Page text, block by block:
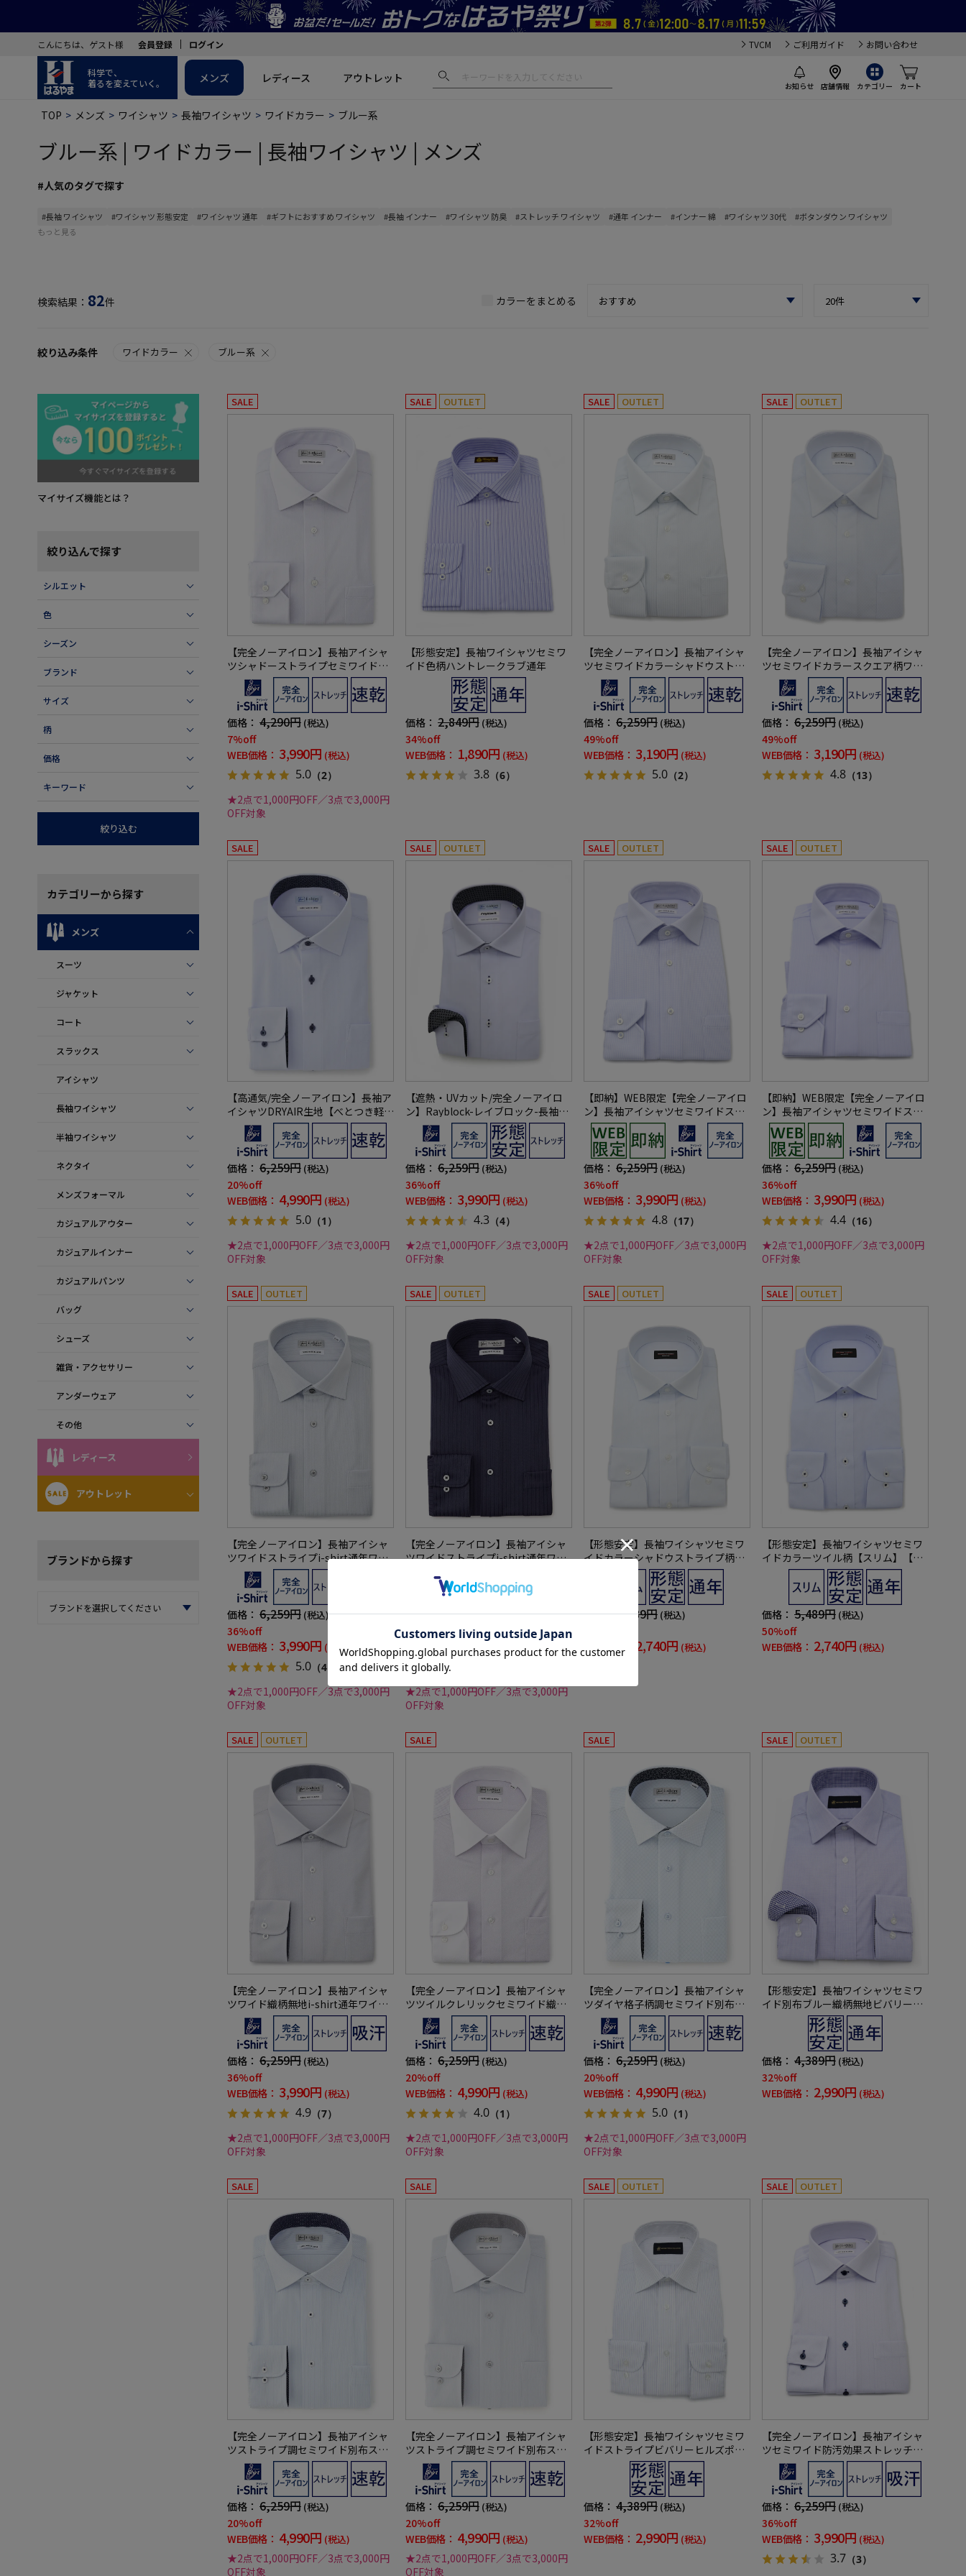
こんにちは、ゲスト様 会員登録 ログイン TVCM ご利用ガイド お問い合わせ
科学で、
着るを変えていく。
お知らせ 店舗情報 カテゴリー カート
メンズ レディース アウトレット
TOP メンズ ワイシャツ 長袖ワイシャツ ワイドカラー ブルー系
ブルー系 | ワイドカラー | 長袖ワイシャツ | メンズ
#人気のタグで探す
#長袖 ワイシャツ #ワイシャツ 形態安定 #ワイシャツ 通年 #ギフトにおすすめ ワイシャツ #長袖 インナー #ワイシャツ 防臭 #ストレッチ ワイシャツ #通年 インナー #インナー 綿 #ワイシャツ 30代
#ボタンダウン ワイシャツ
もっと見る
検索結果： 82件 カラーをまとめる
絞り込み条件 ワイドカラー ブルー系
マイサイズ機能とは？
絞り込んで探す
シルエット
色
シーズン
ブランド
サイズ
柄
価格
キーワード
絞り込む
カテゴリーから探す
メンズ
スーツ
ジャケット
コート
スラックス
アイシャツ
長袖ワイシャツ
半袖ワイシャツ
ネクタイ
メンズフォーマル
カジュアルアウター
カジュアルインナー
カジュアルパンツ
バッグ
シューズ
雑貨・アクセサリー
アンダーウェア
その他
レディース
アウトレット
ブランドから探す
SALE
【完全ノーアイロン】長袖アイシャ
ツシャドーストライプセミワイド形
態安定ストレッチ吸汗速乾ワイシャ
ツ通年
価格： 4,290円 (税込)
7%off
WEB価格： 3,990円 (税込)
5.0 （2）
★2点で1,000円OFF／3点で3,000円
OFF対象
SALE OUTLET
【形態安定】長袖ワイシャツセミワ
イド色柄ハントレークラブ通年
価格： 2,849円 (税込)
34%off
WEB価格： 1,890円 (税込)
3.8 （6）
SALE OUTLET
【完全ノーアイロン】長袖アイシャ
ツセミワイドカラーシャドウストラ
イプ柄ワイシャツi-shirt通年
価格： 6,259円 (税込)
49%off
WEB価格： 3,190円 (税込)
5.0 （2）
SALE OUTLET
【完全ノーアイロン】長袖アイシャ
ツセミワイドカラースクエア柄ワイ
シャツi-shirt通年
価格： 6,259円 (税込)
49%off
WEB価格： 3,190円 (税込)
4.8 （13）
SALE
【高通気/完全ノーアイロン】長袖ア
イシャツDRYAIR生地【べとつき軽
減】ドライエアーストライプ調セミ
ワイド別布ストライプ形態安定スト
レッチ防汚効果吸汗速乾ワイシャツ
春夏
価格： 6,259円 (税込)
20%off
WEB価格： 4,990円 (税込)
5.0 （1）
★2点で1,000円OFF／3点で3,000円
OFF対象
SALE OUTLET
【遮熱・UVカット/完全ノーアイロ
ン】Rayblock-レイブロック-長袖ア
イシャツセミワイドストライプワイ
シャツi-shirt
価格： 6,259円 (税込)
36%off
WEB価格： 3,990円 (税込)
4.3 （4）
★2点で1,000円OFF／3点で3,000円
OFF対象
SALE OUTLET
【即納】WEB限定【完全ノーアイロ
ン】長袖アイシャツセミワイドスト
レッチミニチェック柄i-shirtワイシ
ャツ通年
価格： 6,259円 (税込)
36%off
WEB価格： 3,990円 (税込)
4.8 （17）
★2点で1,000円OFF／3点で3,000円
OFF対象
SALE OUTLET
【即納】WEB限定【完全ノーアイロ
ン】長袖アイシャツセミワイドスト
レッチシャドウストライプi-shirtワ
イシャツ通年
価格： 6,259円 (税込)
36%off
WEB価格： 3,990円 (税込)
4.4 （16）
★2点で1,000円OFF／3点で3,000円
OFF対象
SALE OUTLET
【完全ノーアイロン】長袖アイシャ
ツワイドストライプi-shirt通年ワイ
シャツ
価格： 6,259円 (税込)
36%off
WEB価格： 3,990円 (税込)
5.0 （4）
★2点で1,000円OFF／3点で3,000円
OFF対象
SALE OUTLET
【完全ノーアイロン】長袖アイシャ
ツワイドストライプi-shirt通年ワイ
価格：6,259円(税込)
36%off
WEB価格：
3,990円 (税込)
★2点で1,000円OFF／3点で3,000円
OFF対象
SALE OUTLET
【形態安定】長袖ワイシャツセミワ
イドカラーシャドウストライプ柄
【スリム】【フレッシャーズにもお
すすめ】nero通年【スリムデザイ
価格：5,489円 (税込)
WEB価格：
2,740円 (税込)
SALE OUTLET
【形態安定】長袖ワイシャツセミワ
イドカラーツイル柄【スリム】【フ
レッシャーズにもおすすめ】nero通
年【スリムデザイン】
価格： 5,489円 (税込)
50%off
WEB価格： 2,740円 (税込)
SALE OUTLET
【完全ノーアイロン】長袖アイシャ
ツワイド織柄無地i-shirt通年ワイシ
ャツ
価格： 6,259円 (税込)
36%off
WEB価格： 3,990円 (税込)
4.9 （7）
★2点で1,000円OFF／3点で3,000円
OFF対象
SALE
【完全ノーアイロン】長袖アイシャ
ツツイルクレリックセミワイド織柄
無地形態安定ストレッチ吸汗速乾ニ
ット素材ワイシャツ通年
価格： 6,259円 (税込)
20%off
WEB価格： 4,990円 (税込)
4.0 （1）
★2点で1,000円OFF／3点で3,000円
OFF対象
SALE
【完全ノーアイロン】長袖アイシャ
ツダイヤ格子柄調セミワイド別布織
柄無地形態安定ストレッチ防汚効果
吸汗速乾ワイシャツ通年
価格： 6,259円 (税込)
20%off
WEB価格： 4,990円 (税込)
5.0 （1）
★2点で1,000円OFF／3点で3,000円
OFF対象
SALE OUTLET
【形態安定】長袖ワイシャツセミワ
イド別布ブルー織柄無地ビバリーヒ
ルズポロクラブ通年
価格： 4,389円 (税込)
32%off
WEB価格： 2,990円 (税込)
SALE
【完全ノーアイロン】長袖アイシャ
ツストライプ調セミワイド別布スト
ライプ形態安定ストレッチ防汚効果
吸汗速乾ワイシャツ通年
価格： 6,259円 (税込)
20%off
WEB価格： 4,990円 (税込)
★2点で1,000円OFF／3点で3,000円
OFF対象
SALE
【完全ノーアイロン】長袖アイシャ
ツストライプ調セミワイド別布スト
ライプ形態安定ストレッチ防汚効果
吸汗速乾ワイシャツ通年
価格： 6,259円 (税込)
20%off
WEB価格： 4,990円 (税込)
★2点で1,000円OFF／3点で3,000円
OFF対象
SALE OUTLET
【形態安定】長袖ワイシャツセミワ
イドストライプビバリーヒルズポロ
クラブ通年
価格： 4,389円 (税込)
32%off
WEB価格： 2,990円 (税込)
SALE OUTLET
【完全ノーアイロン】長袖アイシャ
ツセミワイド防汚効果ストレッチツ
イル織柄無地ワイシャツi-shirt通年
価格： 6,259円 (税込)
36%off
WEB価格： 3,990円 (税込)
3.7 （3）